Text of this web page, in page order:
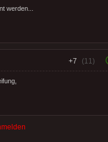
werden...
+7 (11)